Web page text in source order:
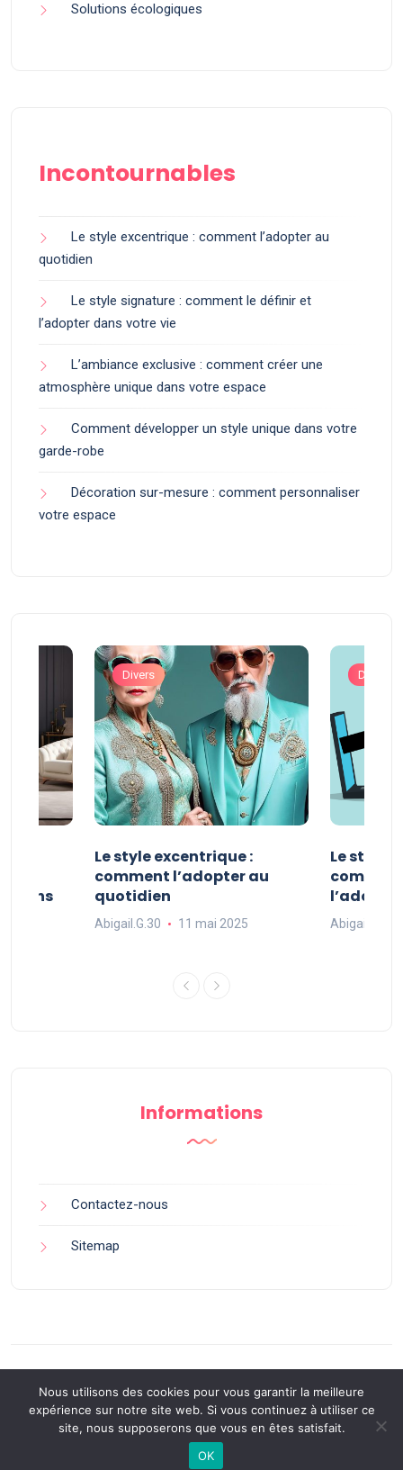
Solutions écologiques
Incontournables
Le style excentrique : comment l’adopter au
quotidien
Le style signature : comment le définir et
l’adopter dans votre vie
L’ambiance exclusive : comment créer une
atmosphère unique dans votre espace
Comment développer un style unique dans votre
garde-robe
Décoration sur-mesure : comment personnaliser
votre espace
dans
Divers
Le style excentrique :
comment l’adopter au
quotidien
Abigail.G.30 11 mai 2025
Divers
Le style
Abigail.G.30
Informations
Contactez-nous
Sitemap
Back to Top
Nous utilisons des cookies pour vous garantir la meilleure
expérience sur notre site web. Si vous continuez à utiliser ce
site, nous supposerons que vous en êtes satisfait.
OK